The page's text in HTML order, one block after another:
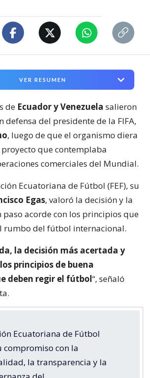
VER RESUMEN
de Ecuador y Venezuela salieron
defensa del presidente de la FIFA,
, luego de que el organismo diera
que contemplaba
comerciales del Mundial.
Ecuatoriana de Fútbol (FEF), su
Egas, valoró la decisión y la
paso acorde con los principios que
rumbo del fútbol internacional.
la decisión más acertada y
principios de buena
deben regir el fútbol“, señaló
Ecuatoriana de Fútbol
compromiso con la
la transparencia y la